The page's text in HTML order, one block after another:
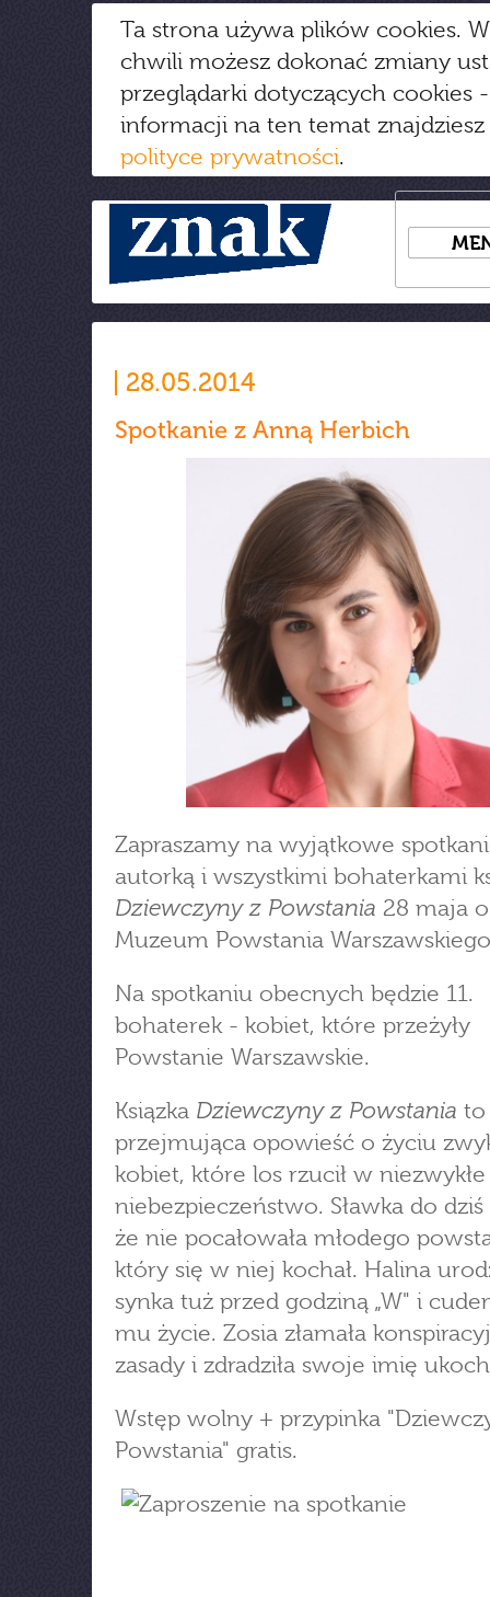
Ta strona używa plików cookies.
chwili możesz dokonać zmiany
przeglądarki dotyczących cookies
informacji na ten temat
polityce prywatności.
28.05.2014
Spotkanie z Anną Herbich
Zapraszamy na wyjątkowe
autorką i wszystkimi bohaterkami
Dziewczyny z Powstania 28 maja
Muzeum Powstania
Na spotkaniu obecnych będzie 11.
bohaterek - kobiet, które przeżyły
Powstanie Warszawskie.
Ksiązka Dziewczyny z Powstania to
przejmująca opowieść o życiu
kobiet, które los rzucił w niezwykłe
niebezpieczeństwo. Sławka do dziś
że nie pocałowała młodego
który się w niej kochał. Halina
synka tuż przed godziną „W" i
mu życie. Zosia złamała
zasady i zdradziła swoje imię
Wstęp wolny + przypinka
Powstania" gratis.